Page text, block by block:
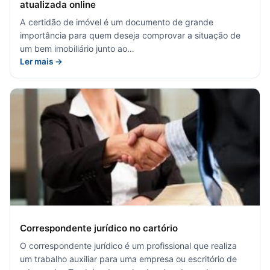
atualizada online
A certidão de imóvel é um documento de grande
importância para quem deseja comprovar a situação de
um bem imobiliário junto ao…
Ler mais →
Correspondente jurídico no cartório
O correspondente jurídico é um profissional que realiza
um trabalho auxiliar para uma empresa ou escritório de